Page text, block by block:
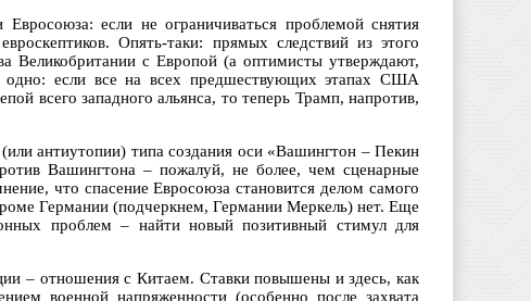
если не ограничиваться проблемой снятия
Опять-таки: прямых следствий из этого
Великобритании с Европой (а оптимисты утверждают,
если все на всех предшествующих этапах США
всего западного альянса, то теперь Трамп, напротив,
антиутопии) типа создания оси «Вашингтон – Пекин
Вашингтона – пожалуй, не более, чем сценарные
что спасение Евросоюза становится делом самого
Германии (подчеркнем, Германии Меркель) нет. Еще
проблем – найти новый позитивный стимул для
– отношения с Китаем. Ставки повышены и здесь, как
военной напряженности (особенно после захвата